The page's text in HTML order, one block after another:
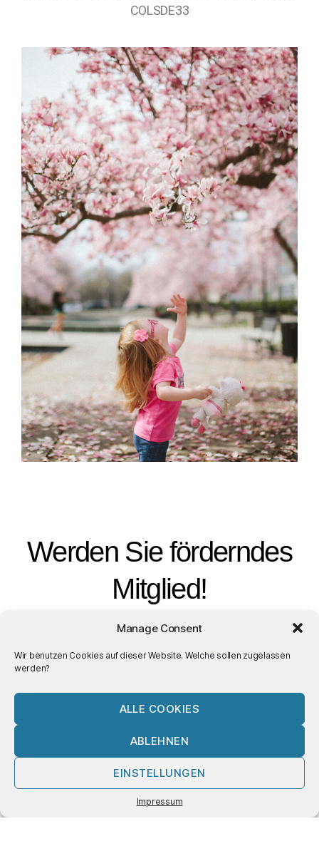
Manage Consent
Wir benutzen Cookies auf dieser Website. Welche sollen zugelassen
werden?
ALLE COOKIES
ABLEHNEN
EINSTELLUNGEN
Impressum
COLSDE33
Werden Sie förderndes
Mitglied!
Schreiben sie uns einfach Ihren Namen, ihre Anschrift
E-Mail Adresseund ggf.Telefonnummer, unter der wir
Wir freuen uns, dass Sie uns als Mitglied
E-Mail an info@bofoek.de